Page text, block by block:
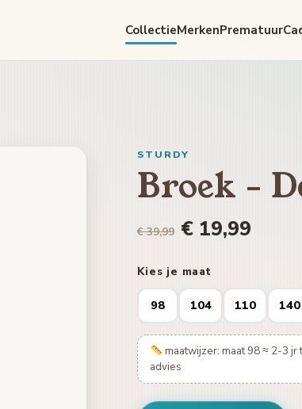
CollectieMerkenPrematuur
STURDY
Broek -
€ 39,99 € 19,99
Kies je maat
98 104 110 140
maatwijzer: maat 98 ≈ 2-3
advies